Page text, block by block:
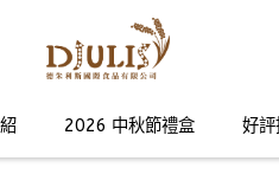
2026 中秋節禮盒 好